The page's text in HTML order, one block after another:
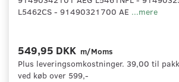
L5462CS - 91490321700 AE ...mere
549,95 DKK m/Moms
Plus leveringsomkostninger. 39,00 til
ved køb over 599,-